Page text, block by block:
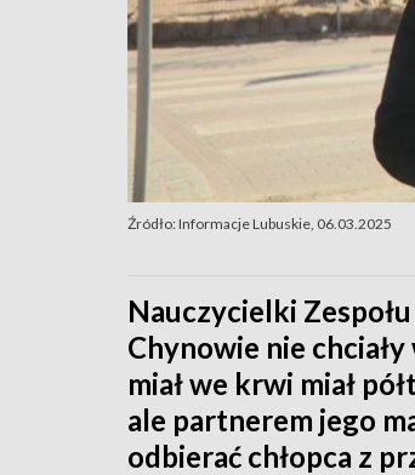
Źródło: Informacje Lubuskie, 06.03.2025
Nauczycielki
Chynowie nie
miał we krwi miał
ale partnerem jego
odbierać chłopca z